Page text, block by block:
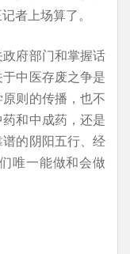
者上场算了。
府部门和掌握话
中医存废之争是
则的传播，也不
和中成药，还是
的阴阳五行、经
唯一能做和会做